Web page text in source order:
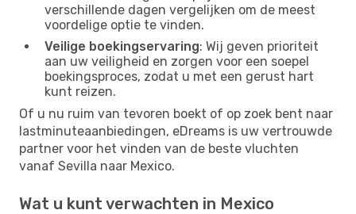
verschillende dagen vergelijken om de meest
voordelige optie te vinden.
Veilige boekingservaring: Wij geven prioriteit
aan uw veiligheid en zorgen voor een soepel
boekingsproces, zodat u met een gerust hart
kunt reizen.
Of u nu ruim van tevoren boekt of op zoek bent naar
lastminuteaanbiedingen, eDreams is uw vertrouwde
partner voor het vinden van de beste vluchten
vanaf Sevilla naar Mexico.
Wat u kunt verwachten in Mexico